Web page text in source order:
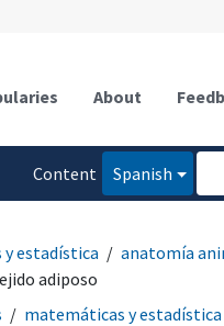
About
Content
Spanish
estadística anatomía
adiposo
matemáticas y estadística